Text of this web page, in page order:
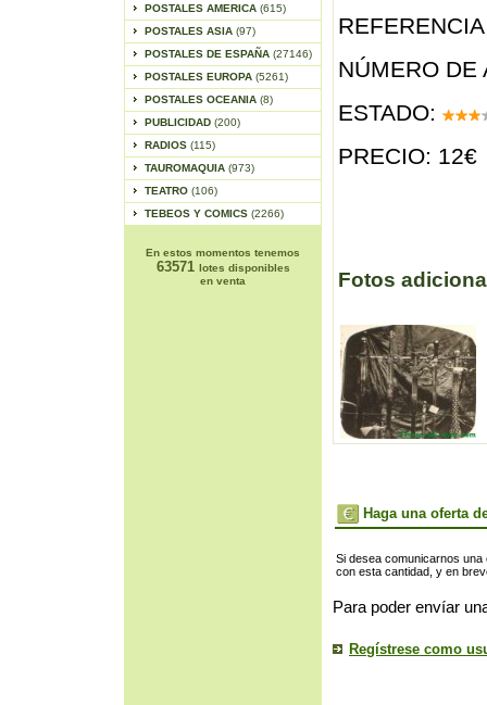
POSTALES AMERICA (615)
POSTALES ASIA (97)
POSTALES DE ESPAÑA (27146)
POSTALES EUROPA (5261)
POSTALES OCEANIA (8)
PUBLICIDAD (200)
RADIOS (115)
TAUROMAQUIA (973)
TEATRO (106)
TEBEOS Y COMICS (2266)
En estos momentos tenemos
63571 lotes disponibles
en venta
NÚMERO DE
ESTADO:
PRECIO: 12€
Fotos
Haga una oferta
Si desea comunicarnos
con esta cantidad, y en
Para poder envíar
Regístrese como